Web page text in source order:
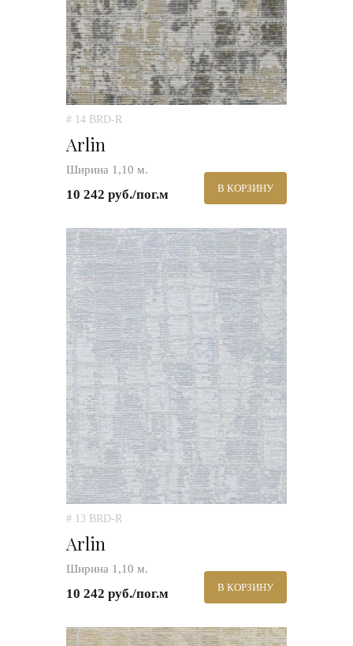
# 14 BRD-R
Arlin
Ширина 1,10 м.
10 242 руб./пог.м В КОРЗИНУ
# 13 BRD-R
Arlin
Ширина 1,10 м.
10 242 руб./пог.м В КОРЗИНУ